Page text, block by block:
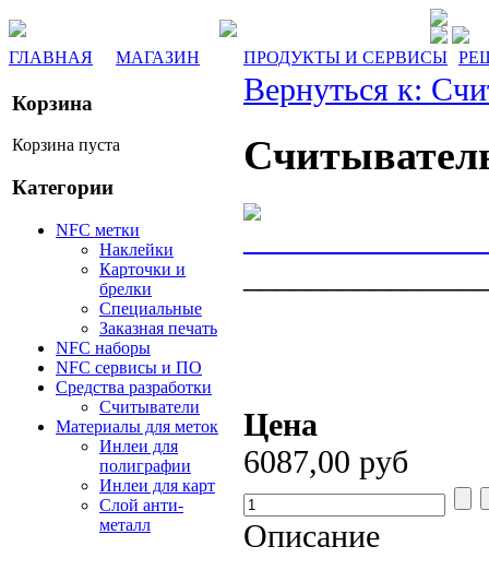
ГЛАВНАЯ МАГАЗИН ПРОДУКТЫ И СЕРВИСЫ
Корзина
Корзина пуста
Категории
NFC метки
Наклейки
Карточки и
брелки
Специальные
Заказная печать
NFC наборы
NFC сервисы и ПО
Средства разработки
Считыватели
Материалы для меток
Инлеи для
полиграфии
Инлеи для карт
Слой анти-
металл
Вернуться к:
Цена
6087,00 руб
Описание